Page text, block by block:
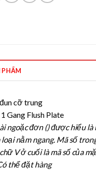
PHẨM
cỡ trung
Gang Flush Plate
ngoặc đơn () được hiểu là
nằm ngang. Mã số
V ở cuối là mã số của
thể đặt hàng